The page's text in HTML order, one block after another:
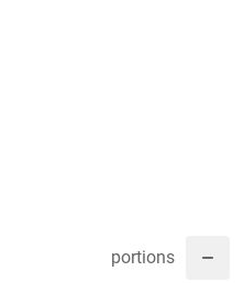
portions